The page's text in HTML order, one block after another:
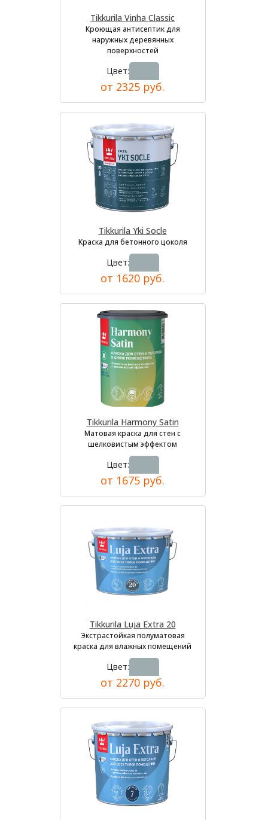
Tikkurila Vinha Classic
Кроющая антисептик для
наружных деревянных
поверхностей
Цвет:
от 2325 руб.
Tikkurila Yki Socle
Краска для бетонного цоколя
Цвет:
от 1620 руб.
Tikkurila Harmony Satin
Матовая краска для стен с
шелковистым эффектом
Цвет:
от 1675 руб.
Tikkurila Luja Extra 20
Экстрастойкая полуматовая
краска для влажных помещений
Цвет:
от 2270 руб.